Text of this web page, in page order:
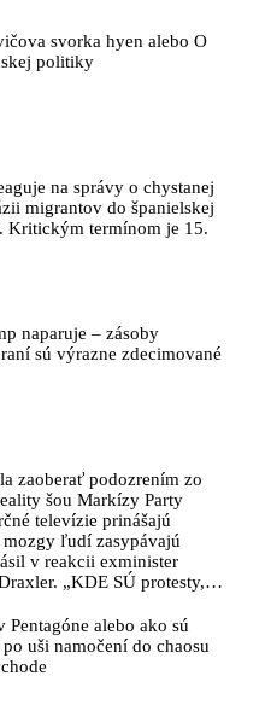
svorka hyen alebo O
politiky
na správy o chystanej
migrantov do španielskej
Kritickým termínom je 15.
naparuje – zásoby
sú výrazne zdecimované
zaoberať podozrením zo
šou Markízy Party
televízie prinášajú
ľudí zasypávajú
v reakcii exminister
„KDE SÚ protesty,
spýtal sa
Pentagóne alebo ako sú
uši namočení do chaosu